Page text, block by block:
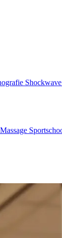
Shockwave
Massage